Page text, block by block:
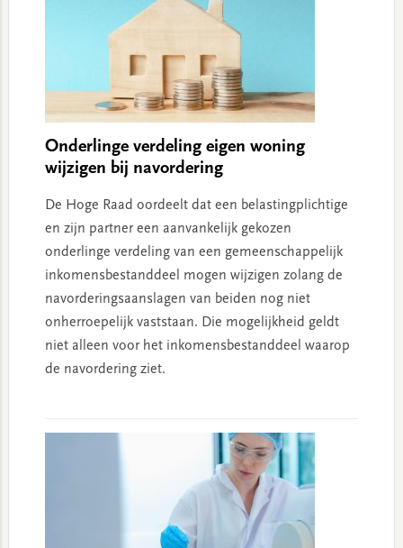
Onderlinge verdeling eigen woning
wijzigen bij navordering
De Hoge Raad oordeelt dat een belastingplichtige
en zijn partner een aanvankelijk gekozen
onderlinge verdeling van een gemeenschappelijk
inkomensbestanddeel mogen wijzigen zolang de
navorderingsaanslagen van beiden nog niet
onherroepelijk vaststaan. Die mogelijkheid geldt
niet alleen voor het inkomensbestanddeel waarop
de navordering ziet.